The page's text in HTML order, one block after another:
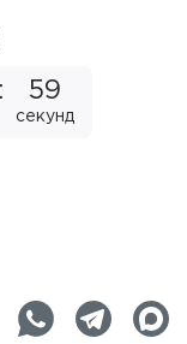
59
секунд